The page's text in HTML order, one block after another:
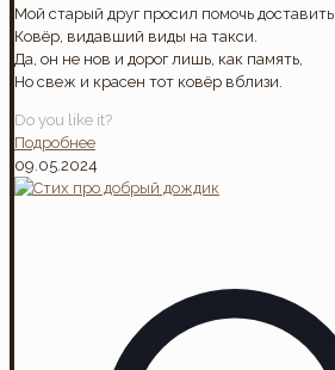
Мой старый друг просил помочь доставить
Ковёр, видавший виды на такси.
Да, он не нов и дорог лишь, как память,
Но свеж и красен тот ковёр вблизи.
Do you like it?
Подробнее
09.05.2024